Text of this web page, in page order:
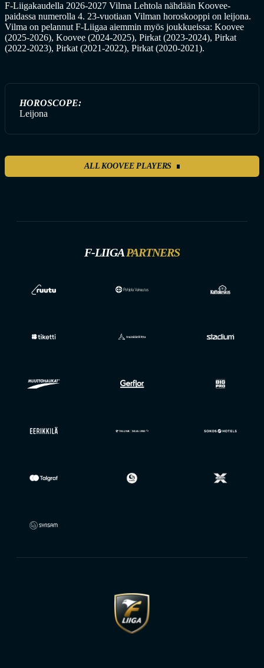
F-Liigakaudella 2026-2027 Vilma Lehtola nähdään Koovee-
paidassa numerolla 4. 23-vuotiaan Vilman horoskooppi on leijona.
Vilma on pelannut F-Liigaa aiemmin myös joukkueissa: Koovee
(2025-2026), Koovee (2024-2025), Pirkat (2023-2024), Pirkat
(2022-2023), Pirkat (2021-2022), Pirkat (2020-2021).
HOROSCOPE:
Leijona
ALL KOOVEE PLAYERS
F-LIIGAPARTNERS